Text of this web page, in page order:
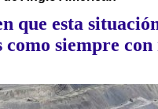
que esta
como siempre